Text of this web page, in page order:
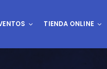
TIENDA ONLINE